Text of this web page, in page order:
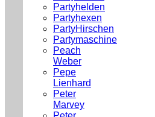
Partyhelden
Partyhexen
PartyHirschen
Partymaschine
Peach
Weber
Pepe
Lienhard
Peter
Marvey